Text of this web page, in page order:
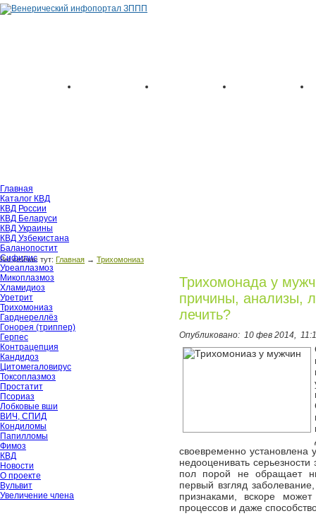
Главная
Каталог КВД
КВД России
КВД Беларуси
КВД Украины
КВД Узбекистана
Баланопостит
Сифилис
Уреаплазмоз
Микоплазмоз
Хламидиоз
Уретрит
Трихомониаз
Гарднереллёз
Гонорея (триппер)
Герпес
Контрацепция
Кандидоз
Цитомегаловирус
Токсоплазмоз
Простатит
Псориаз
Лобковые вши
ВИЧ, СПИД
Кондиломы
Папилломы
Фимоз
КВД
Новости
О проекте
Вульвит
Увеличение члена
Вы сейчас тут: Главная → Трихомониаз
Трихомонада у
причины, анализы,
лечить?
Опубликовано: 10 фев 2014,
своевременно установлена
недооценивать
пол порой не обращает
первый взгляд
признаками, вскоре
процессов и даже